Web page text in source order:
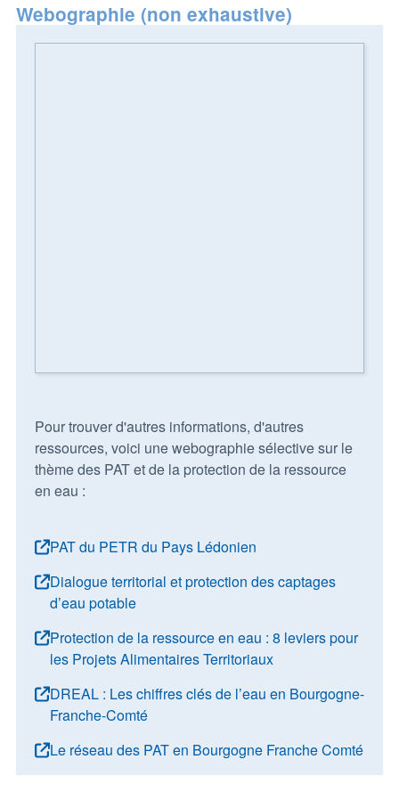
Webographie (non exhaustive)
Pour trouver d'autres informations, d'autres
ressources, voici une webographie sélective sur le
thème des PAT et de la protection de la ressource
en eau :
PAT du PETR du Pays Lédonien
Dialogue territorial et protection des captages
d’eau potable
Protection de la ressource en eau : 8 leviers pour
les Projets Alimentaires Territoriaux
DREAL : Les chiffres clés de l’eau en Bourgogne-
Franche-Comté
Le réseau des PAT en Bourgogne Franche Comté